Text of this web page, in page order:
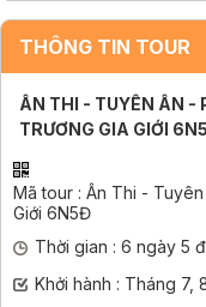
THÔNG TIN TOUR
ÂN THI - TUYÊN ÂN -
TRƯƠNG GIA GIỚI
Mã tour : Ân Thi -
Giới 6N5Đ
Thời gian : 6 ngày 5
Khởi hành : Tháng 7,